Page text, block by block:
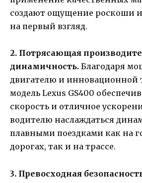
создают ощущение роскоши
на первый взгляд.
2. Потрясающая
динамичность. Благодаря
двигателю и инновационной
модель Lexus GS400
скорость и отличное
водителю наслаждаться
плавными поездками как на
дорогах, так и на трассе.
3. Превосходная